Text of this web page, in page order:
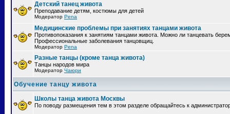
Детский танец живота
Преподавание детям, костюмы для детей
Модератор Pena
Медицинские проблемы при занятиях танцами живота
Противопоказания к занятиям танцами живота. Можно ли танцевать
Профессиональные заболевания танцовщиц.
Модератор Pena
Разные танцы (кроме танца живота)
Танцы народов мира
Модератор Чаюри
Обучение танцу живота
Школы танца живота Москвы
По поводу размещения тем в этом разделе обращайтесь к